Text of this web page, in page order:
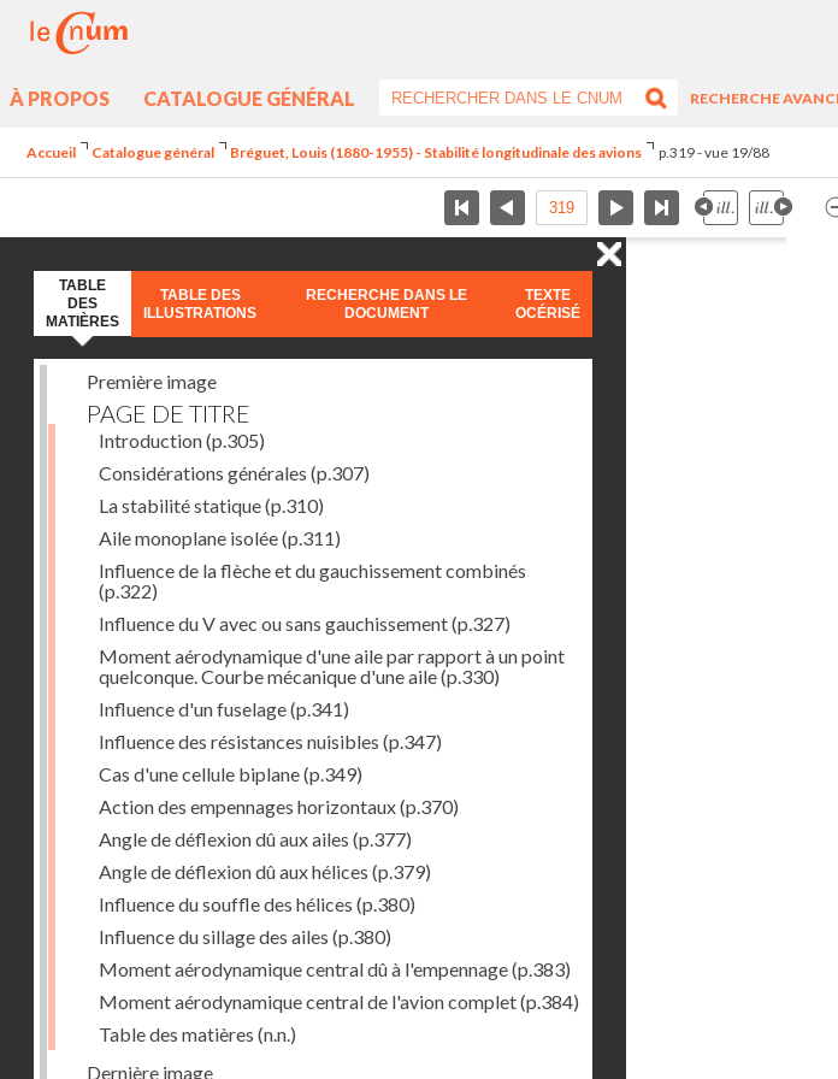
À PROPOS CATALOGUE GÉNÉRAL
RECHERCHE
Accueil Catalogue général Bréguet, Louis (1880-1955) - Stabilité longitudinale des avions p.319 - vue 19/88
TABLE
DES
MATIÈRES
TABLE DES
ILLUSTRATIONS
RECHERCHE DANS LE
DOCUMENT
TEXTE
OCÉRISÉ
Première image
PAGE DE TITRE
Introduction(p.305)
Considérations générales (p.307)
La stabilité statique(p.310)
Aile monoplane isolée(p.311)
Influence de la flèche et du gauchissement combinés
(p.322)
Influence du V avec ou sans gauchissement(p.327)
Moment aérodynamique d'une aile par rapport à un point
quelconque. Courbe mécanique d'une aile(p.330)
Influence d'un fuselage(p.341)
Influence des résistances nuisibles (p.347)
Cas d'une cellule biplane(p.349)
Action des empennages horizontaux(p.370)
Angle de déflexion dû aux ailes (p.377)
Angle de déflexion dû aux hélices (p.379)
Influence du souffle des hélices (p.380)
Influence du sillage des ailes (p.380)
Moment aérodynamique central dû à l'empennage(p.383)
Moment aérodynamique central de l'avion complet(p.384)
Table des matières (n.n.)
Dernière image